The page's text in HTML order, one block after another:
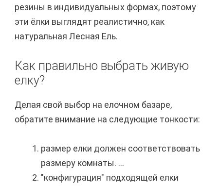
резины в индивидуальных формах, поэтому
эти ёлки выглядят реалистично, как
натуральная Лесная Ель.
Как правильно выбрать живую
елку?
Делая свой выбор на елочном базаре,
обратите внимание на следующие тонкости:
размер елки должен соответствовать
размеру комнаты. ...
"конфигурация" подходящей елки